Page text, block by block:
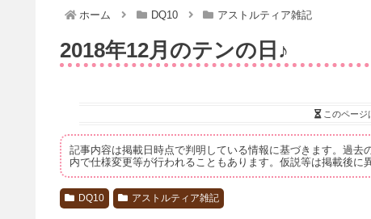
ホーム DQ10 アストルティア雑記
2018年12月のテンの日♪
このページ
記事内容は掲載日時点で判明している情報に基づきます。過
内で仕様変更等が行われることもあります。仮説等は掲載後に
DQ10 アストルティア雑記